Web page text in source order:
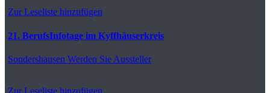
Zur Leseliste hinzufügen
21. BerufsInfotage im Kyffhäuserkreis
Sondershausen Werden Sie Aussteller